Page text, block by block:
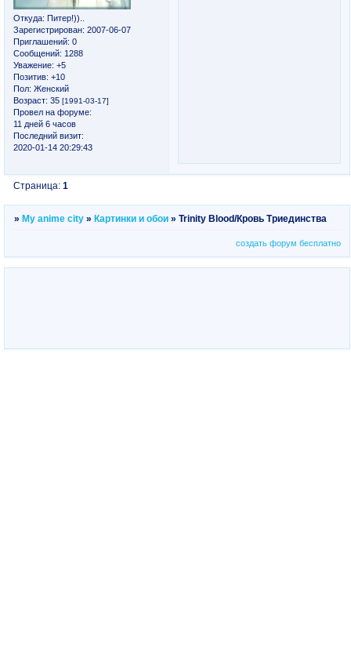
Откуда: Питер!))..
Зарегистрирован: 2007-06-07
Приглашений: 0
Сообщений: 1288
Уважение: +5
Позитив: +10
Пол: Женский
Возраст: 35 [1991-03-17]
Провел на форуме:
11 дней 6 часов
Последний визит:
2020-01-14 20:29:43
Страница:1
»My anime city »Картинки и обои »Trinity Blood/Кровь Триединства
создать форум бесплатно